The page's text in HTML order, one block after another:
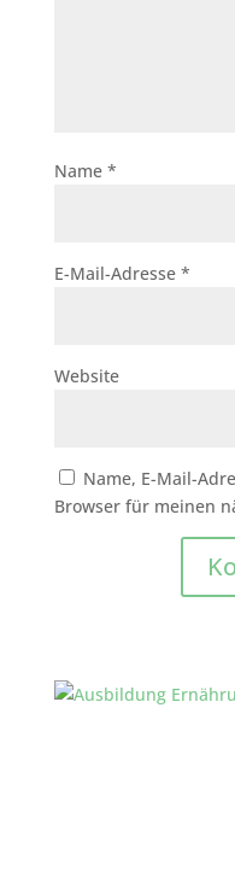
Name *
E-Mail-Adresse *
Website
Name, E-Mail-
Browser für meinen